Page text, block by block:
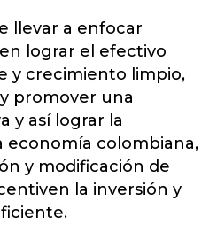
llevar a enfocar
lograr el efectivo
y crecimiento limpio,
promover una
y así lograr la
economía colombiana,
y modificación de
la inversión y